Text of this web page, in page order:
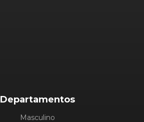
Departamentos
Masculino